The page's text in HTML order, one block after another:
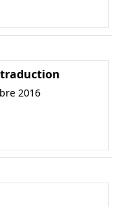
traduction
2016